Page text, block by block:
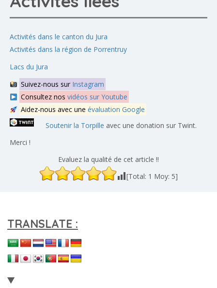
Activités dans le canton du Jura
Activités dans la région de Porrentruy
Lacs du Jura
Suivez-nous sur Instagram
Consultez nos vidéos sur Youtube
Aidez-nous avec une évaluation Google
Soutenir la Torpille avec une donation sur Twint.
Merci !
Evaluez la qualité de cet article !!
[Total: 1 Moy: 5]
TRANSLATE :